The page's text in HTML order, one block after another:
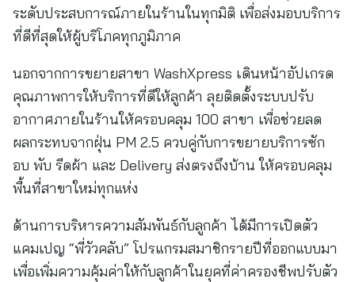
ระดับประสบการณ์ภายในร้านในทุกมิติ เพื่อส่งมอบบริการ
ที่ดีที่สุดให้ผู้บริโภคทุกภูมิภาค
นอกจากการขยายสาขา WashXpress เดินหน้าอัปเกรด
คุณภาพการให้บริการที่ดีให้ลูกค้า ลุยติดตั้งระบบปรับ
อากาศภายในร้านให้ครอบคลุม 100 สาขา เพื่อช่วยลด
ผลกระทบจากฝุ่น PM 2.5 ควบคู่กับการขยายบริการซัก
อบ พับ รีดผ้า และ Delivery ส่งตรงถึงบ้าน ให้ครอบคลุม
พื้นที่สาขาใหม่ทุกแห่ง
ด้านการบริหารความสัมพันธ์กับลูกค้า ได้มีการเปิดตัว
แคมเปญ “พี่วัวคลับ” โปรแกรมสมาชิกรายปีที่ออกแบบมา
เพื่อเพิ่มความคุ้มค่าให้กับลูกค้าในยุคที่ค่าครองชีพปรับตัว